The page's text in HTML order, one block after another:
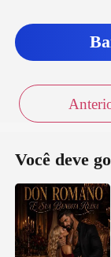
Você deve